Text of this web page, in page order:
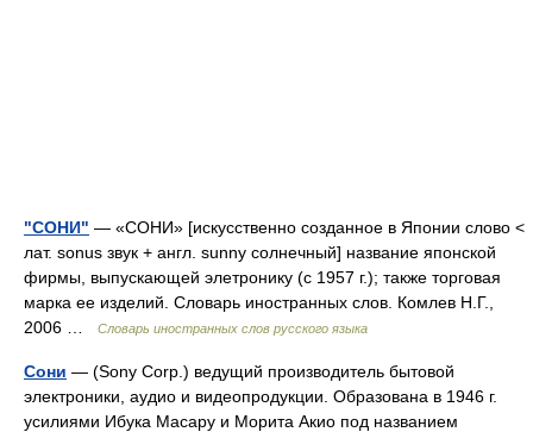
"СОНИ" — «СОНИ» [искусственно созданное в Японии слово <
лат. sonus звук + англ. sunny солнечный] название японской
фирмы, выпускающей элетронику (с 1957 г.); также торговая
марка ее изделий. Словарь иностранных слов. Комлев Н.Г.,
2006 …
Словарь иностранных слов русского языка
Сони — (Sony Сorp.) ведущий производитель бытовой
электроники, аудио и видеопродукции. Образована в 1946 г.
усилиями Ибука Масару и Морита Акио под названием